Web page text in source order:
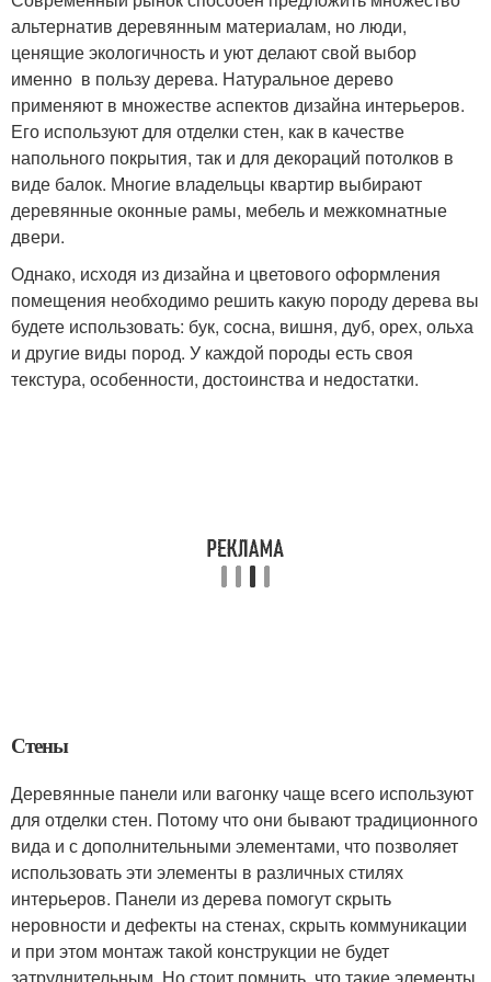
альтернатив деревянным материалам, но люди,
ценящие экологичность и уют делают свой выбор
именно в пользу дерева. Натуральное дерево
применяют в множестве аспектов дизайна интерьеров.
Его используют для отделки стен, как в качестве
напольного покрытия, так и для декораций потолков в
виде балок. Многие владельцы квартир выбирают
деревянные оконные рамы, мебель и межкомнатные
двери.
Однако, исходя из дизайна и цветового оформления
помещения необходимо решить какую породу дерева вы
будете использовать: бук, сосна, вишня, дуб, орех, ольха
и другие виды пород. У каждой породы есть своя
текстура, особенности, достоинства и недостатки.
Стены
Деревянные панели или вагонку чаще всего используют
для отделки стен. Потому что они бывают традиционного
вида и с дополнительными элементами, что позволяет
использовать эти элементы в различных стилях
интерьеров. Панели из дерева помогут скрыть
неровности и дефекты на стенах, скрыть коммуникации
и при этом монтаж такой конструкции не будет